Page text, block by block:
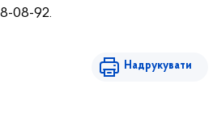
08-92.
Надрукувати